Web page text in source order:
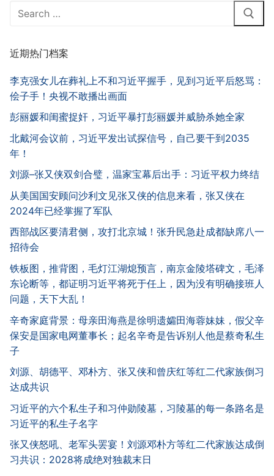
Search
近期热门档案
李克强女儿在葬礼上不和习近平握手，见到习近平后怒骂：
侩子手！央视不敢播出画面
彭丽媛和闺蜜捉奸，习近平暴打彭丽媛并威胁杀她全家
北戴河会议前，习近平发出试探信号，自己要干到2035
年！
刘源–张又侠双剑合璧，温家宝幕后出手：习近平权力终结
从美国国安顾问沙利文见张又侠的信息来看，张又侠在
2024年已经掌握了军队
西部战区要清君侧，攻打北京城！张升民急赴成都缺席八一
招待会
铁板图，推背图，毛灯江湖熄预言，南京金陵塔碑文，毛泽
东论断等，都证明习近平将死于任上，因为没有明确接班人
问题，天下大乱！
辛奇家庭背景：母亲田海燕是徐明遗孀田海蓉妹妹，假父辛
保安是国家电网董事长；起名辛奇是告诉别人他是蔡奇私生
子
刘源、胡德平、邓朴方、张又侠和曾庆红等红二代家族倒习
达成共识
习近平的六个私生子和习仲勋陵墓，习陵墓的每一条路名是
习近平的私生子名字
张又侠怒吼、老军头罢宴！刘源邓朴方等红二代家族达成倒
习共识：2028将成绝对独裁末日